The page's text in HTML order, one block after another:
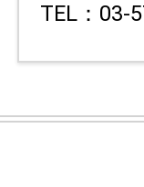
TEL：03-